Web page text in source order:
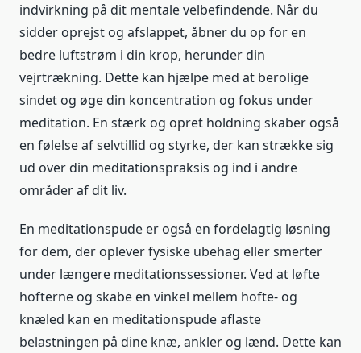
indvirkning på dit mentale velbefindende. Når du
sidder oprejst og afslappet, åbner du op for en
bedre luftstrøm i din krop, herunder din
vejrtrækning. Dette kan hjælpe med at berolige
sindet og øge din koncentration og fokus under
meditation. En stærk og opret holdning skaber også
en følelse af selvtillid og styrke, der kan strække sig
ud over din meditationspraksis og ind i andre
områder af dit liv.
En meditationspude er også en fordelagtig løsning
for dem, der oplever fysiske ubehag eller smerter
under længere meditationssessioner. Ved at løfte
hofterne og skabe en vinkel mellem hofte- og
knæled kan en meditationspude aflaste
belastningen på dine knæ, ankler og lænd. Dette kan